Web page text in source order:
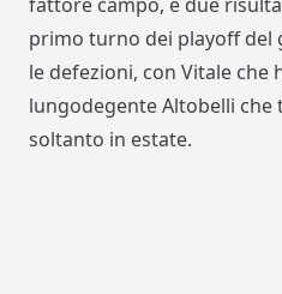
primo turno dei playoff del
le defezioni, con Vitale che
lungodegente Altobelli
soltanto in estate.